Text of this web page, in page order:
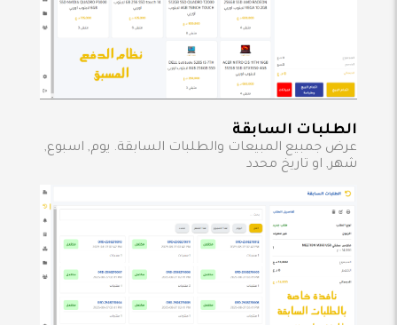
الطلبات السابقة
عرض جمبيع المبيعات والطلبات السابقة. يوم, اسبوع,
شهر, او تاريخ محدد